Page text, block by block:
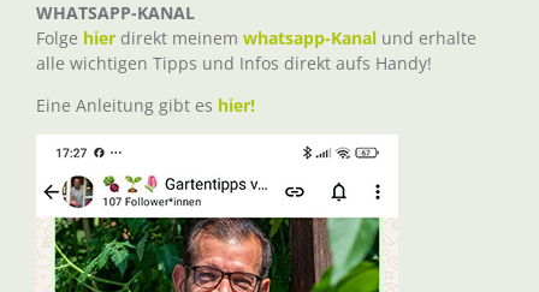
WHATSAPP-KANAL
Folge hier direkt meinem whatsapp-Kanal und erhalte
alle wichtigen Tipps und Infos direkt aufs Handy!
Eine Anleitung gibt es hier!